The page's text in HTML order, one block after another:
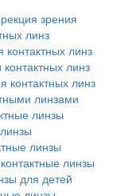
зрения
линз
линз
линз
контактных линз
линзами
линзы
линзы
линзы
для детей